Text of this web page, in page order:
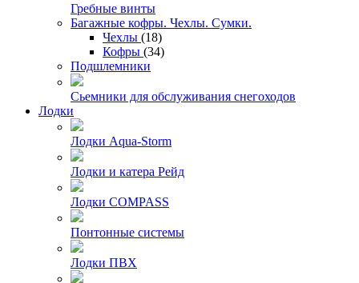
Гребные винты
Багажные кофры. Чехлы. Сумки.
Чехлы (18)
Кофры (34)
Подшлемники
Сьемники для обслуживания снегоходов
Лодки
Лодки Aqua-Storm
Лодки и катера Рейд
Лодки COMPASS
Понтонные системы
Лодки ПВХ